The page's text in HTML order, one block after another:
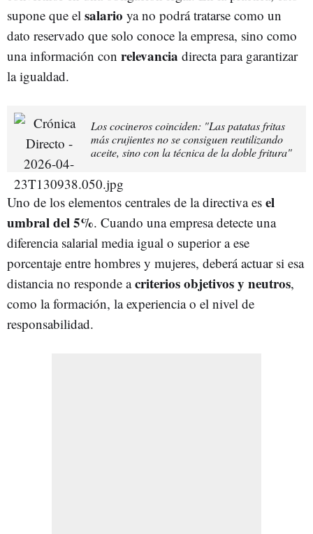
supone que el salario ya no podrá tratarse como un
dato reservado que solo conoce la empresa, sino como
una información con relevancia directa para garantizar
la igualdad.
Los cocineros coinciden: "Las patatas fritas
más crujientes no se consiguen reutilizando
aceite, sino con la técnica de la doble fritura"
Uno de los elementos centrales de la directiva es el
umbral del 5%. Cuando una empresa detecte una
diferencia salarial media igual o superior a ese
porcentaje entre hombres y mujeres, deberá actuar si esa
distancia no responde acriterios objetivos y neutros,
como la formación, la experiencia o el nivel de
responsabilidad.